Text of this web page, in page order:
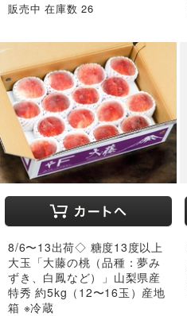
販売中 在庫数 26
8/6〜13出荷◇ 糖度13度以上
大玉「大藤の桃（品種：夢み
ずき、白鳳など）」山梨県産
特秀 約5kg（12〜16玉）産地
箱 ※冷蔵